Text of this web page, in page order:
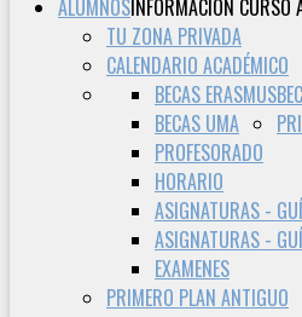
ALUMNOSINFORMACIÓN CURSO
TU ZONA PRIVADA
CALENDARIO ACADÉMICO
BECAS ERASMUS
BECAS UMA
PROFESORADO
HORARIO
ASIGNATURAS -
ASIGNATURAS -
EXAMENES
PRIMERO PLAN ANTIGUO